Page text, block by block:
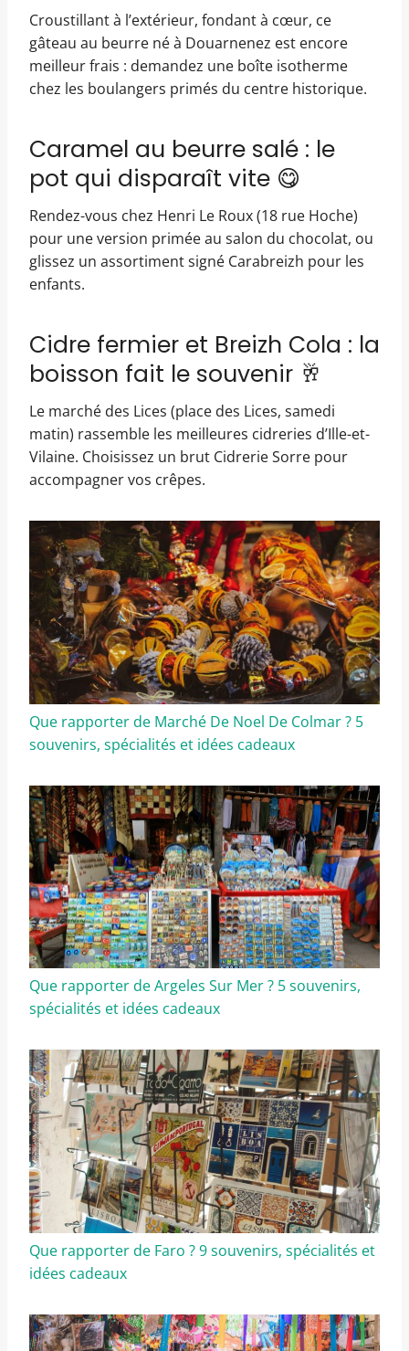
Croustillant à l’extérieur, fondant à cœur, ce
gâteau au beurre né à Douarnenez est encore
meilleur frais : demandez une boîte isotherme
chez les boulangers primés du centre historique.
Caramel au beurre salé : le
pot qui disparaît vite 😋
Rendez-vous chez Henri Le Roux (18 rue Hoche)
pour une version primée au salon du chocolat, ou
glissez un assortiment signé Carabreizh pour les
enfants.
Cidre fermier et Breizh Cola : la
boisson fait le souvenir 🥂
Le marché des Lices (place des Lices, samedi
matin) rassemble les meilleures cidreries d’Ille-et-
Vilaine. Choisissez un brut Cidrerie Sorre pour
accompagner vos crêpes.
Que rapporter de Marché De Noel De Colmar ? 5
souvenirs, spécialités et idées cadeaux
Que rapporter de Argeles Sur Mer ? 5 souvenirs,
spécialités et idées cadeaux
Que rapporter de Faro ? 9 souvenirs, spécialités et
idées cadeaux